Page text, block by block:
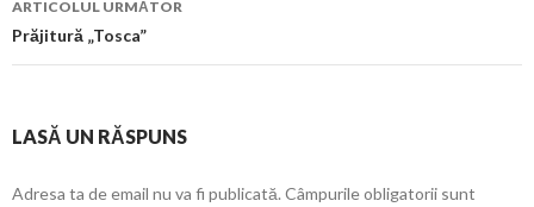
ARTICOLUL URMĂTOR
Prăjitură „Tosca”
LASĂ UN RĂSPUNS
Adresa ta de email nu va fi publicată. Câmpurile obligatorii sunt